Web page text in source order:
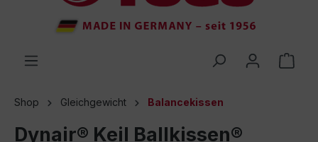
Shop Gleichgewicht Balancekissen
Dynair® Keil Ballkissen®